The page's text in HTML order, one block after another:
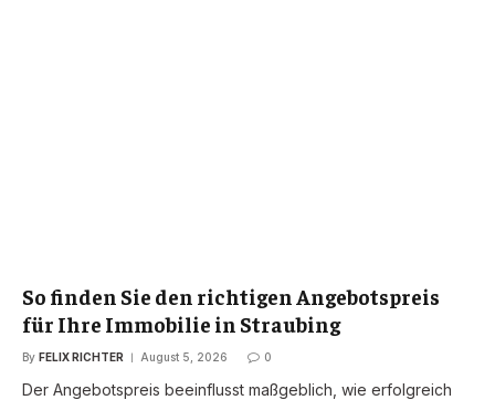
So finden Sie den richtigen Angebotspreis
für Ihre Immobilie in Straubing
By FELIX RICHTER August 5, 2026 0
Der Angebotspreis beeinflusst maßgeblich, wie erfolgreich